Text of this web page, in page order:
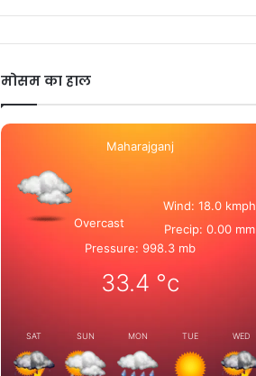
मोसम का हाल
Maharajganj
Overcast
Wind: 18.0 kmph
Precip: 0.00 mm
Pressure: 998.3 mb
33.4 °c
SAT SUN MON TUE WED